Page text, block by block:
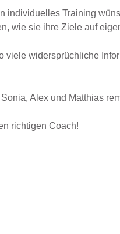
individuelles Training
wie sie ihre Ziele auf
widersprüchliche
Alex und Matthias
richtigen Coach!